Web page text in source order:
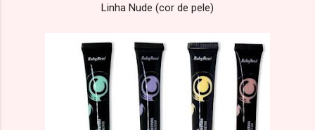
Linha Nude (cor de pele)